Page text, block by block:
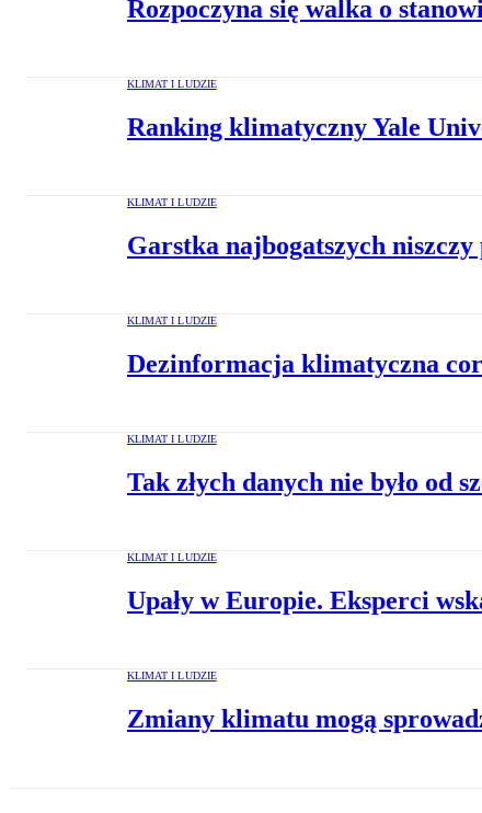
Rozpoczyna się walka o
KLIMAT I LUDZIE
Ranking klimatyczny Yale
KLIMAT I LUDZIE
Garstka najbogatszych
KLIMAT I LUDZIE
Dezinformacja klimatyczna
KLIMAT I LUDZIE
Tak złych danych nie było od
KLIMAT I LUDZIE
Upały w Europie. Eksperci
KLIMAT I LUDZIE
Zmiany klimatu mogą